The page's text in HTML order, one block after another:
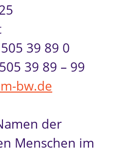
39 89 0
39 89 – 99
bw.de
der
Menschen im